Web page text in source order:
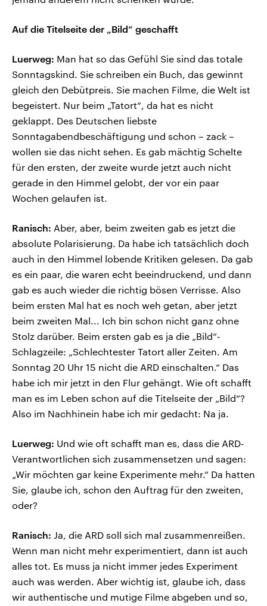
Auf die Titelseite der „Bild“ geschafft
Luerweg: Man hat so das Gefühl Sie sind das totale
Sonntagskind. Sie schreiben ein Buch, das gewinnt
gleich den Debütpreis. Sie machen Filme, die Welt ist
begeistert. Nur beim „Tatort“, da hat es nicht
geklappt. Des Deutschen liebste
Sonntagabendbeschäftigung und schon – zack –
wollen sie das nicht sehen. Es gab mächtig Schelte
für den ersten, der zweite wurde jetzt auch nicht
gerade in den Himmel gelobt, der vor ein paar
Wochen gelaufen ist.
Ranisch: Aber, aber, beim zweiten gab es jetzt die
absolute Polarisierung. Da habe ich tatsächlich doch
auch in den Himmel lobende Kritiken gelesen. Da gab
es ein paar, die waren echt beeindruckend, und dann
gab es auch wieder die richtig bösen Verrisse. Also
beim ersten Mal hat es noch weh getan, aber jetzt
beim zweiten Mal... Ich bin schon nicht ganz ohne
Stolz darüber. Beim ersten gab es ja die „Bild“-
Schlagzeile: „Schlechtester Tatort aller Zeiten. Am
Sonntag 20 Uhr 15 nicht die ARD einschalten.“ Das
habe ich mir jetzt in den Flur gehängt. Wie oft schafft
man es im Leben schon auf die Titelseite der „Bild“?
Also im Nachhinein habe ich mir gedacht: Na ja.
Luerweg: Und wie oft schafft man es, dass die ARD-
Verantwortlichen sich zusammensetzen und sagen:
„Wir möchten gar keine Experimente mehr.“ Da hatten
Sie, glaube ich, schon den Auftrag für den zweiten,
oder?
Ranisch: Ja, die ARD soll sich mal zusammenreißen.
Wenn man nicht mehr experimentiert, dann ist auch
alles tot. Es muss ja nicht immer jedes Experiment
auch was werden. Aber wichtig ist, glaube ich, dass
wir authentische und mutige Filme abgeben und so,